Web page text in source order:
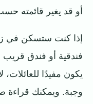
أو قد يغير قائمته
إذا كنت ستسكن في
فندقية أو فندق
يكون مفيدًا
وجبة. ويمكنك قراءة